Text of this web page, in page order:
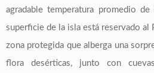
agradable temperatura promedio
superficie de la isla está reservado al
zona protegida que alberga una
flora desérticas, junto con